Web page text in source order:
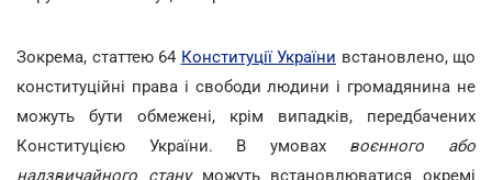
Зокрема, статтею 64 Конституції України встановлено, що
конституційні права і свободи людини і громадянина не
можуть бути обмежені, крім випадків, передбачених
Конституцією України. В умовах воєнного або
надзвичайного стануможуть встановлюватися окремі